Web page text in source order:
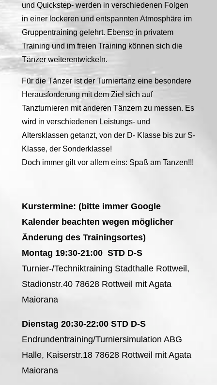
und Quickstep- werden in verschiedenen Folgen
in einer lockeren und entspannten Atmosphäre im
Gruppentraining gelehrt. Ebenso in privatem
Training und im freien Training können sich die
Tänzer weiterentwickeln.
Für die Tänzer ist der Turniertanz eine besondere
Herausforderung mit dem Ziel sich auf
Tanzturnieren mit anderen Tänzern zu messen. Es
wird in verschiedenen Leistungs- und
Altersklassen getanzt, von der D- Klasse bis zur S-
Klasse, der Sonderklasse!
Doch immer gilt vor allem eins: Spaß am Tanzen!!!
Kurstermine: (bitte immer Google
Kalender beachten wegen möglicher
Änderung des Trainingsortes)
Montag 19:30-21:00 STD D-S
Turnier-/Techniktraining Stadthalle Rottweil,
Stadionstr.40 78628 Rottweil mit Agata
Maiorana
Dienstag 20:30-22:00 STD D-S
Endrundentraining/Turniersimulation ABG
Halle, Kaiserstr.18 78628 Rottweil mit Agata
Maiorana